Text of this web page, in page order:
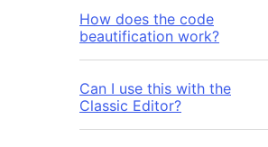
How does the code
beautification work?
Can I use this with the
Classic Editor?